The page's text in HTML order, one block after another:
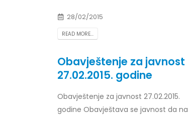
28/02/2015
READ MORE...
Obavještenje za javnost
27.02.2015. godine
Obavještenje za javnost 27.02.2015.
godine Obavještava se javnost da na
ispita
Prof. dr Esed Karić – rezultati ispita